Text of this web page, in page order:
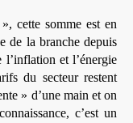
cette somme est en
de la branche depuis
et l’énergie
du secteur restent
» d’une main et on
c’est un